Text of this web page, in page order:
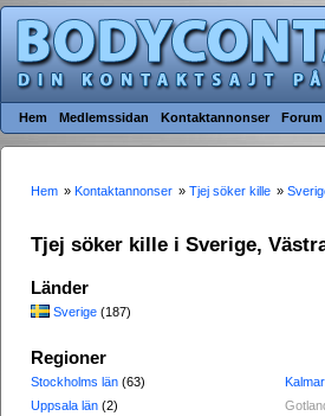
Hem Medlemssidan Kontaktannonser Forum
Hem » Kontaktannonser » Tjej söker kille »
Tjej söker kille i Sverige,
Länder
Sverige (187)
Regioner
Stockholms län (63)
Uppsala län (2)